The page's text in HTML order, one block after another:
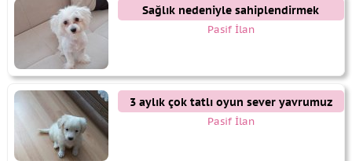
Sağlık nedeniyle sahiplendirmek
istiyoruz
Pasif İlan
3 aylık çok tatlı oyun sever yavrumuz
görüşülür.
Pasif İlan